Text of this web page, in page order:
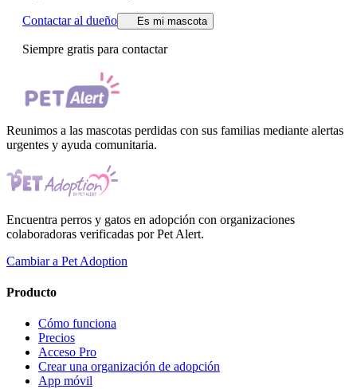
Contactar al dueño Es mi mascota
Siempre gratis para contactar
Reunimos a las mascotas perdidas con sus familias mediante alertas
urgentes y ayuda comunitaria.
Encuentra perros y gatos en adopción con organizaciones
colaboradoras verificadas por Pet Alert.
Cambiar a Pet Adoption
Producto
Cómo funciona
Precios
Acceso Pro
Crear una organización de adopción
App móvil